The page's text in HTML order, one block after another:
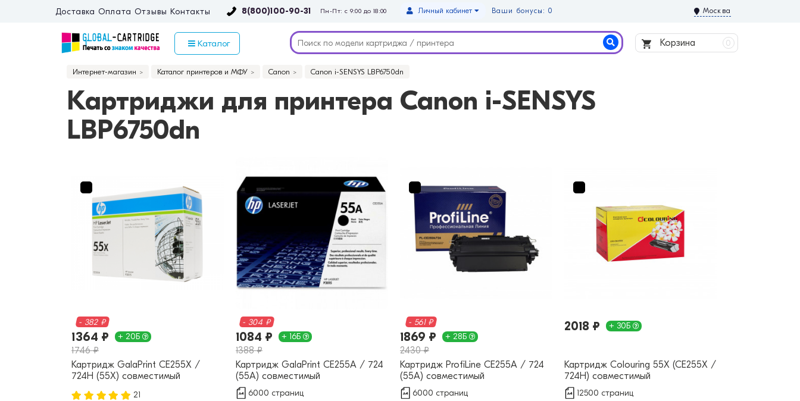
Доставка Оплата Отзывы Контакты 8(800)100-90-31 Пн-Пт: с 9:00 до 18:00 Ваши бонусы: 0
Личный кабинет Москва
Каталог Корзина 0
Интернет-магазин Каталог принтеров и МФУ Canon Canon i-SENSYS LBP6750dn
Картриджи для принтера Canon i-SENSYS
LBP6750dn
- 382 ₽
1364 ₽ + 20Б
1746 ₽
Картридж GalaPrint CE255X /
724H (55X) совместимый
21
- 304 ₽
1084 ₽ + 16Б
1388 ₽
Картридж GalaPrint CE255A / 724
(55A) совместимый
6000 страниц
- 561 ₽
1869 ₽ + 28Б
2430 ₽
Картридж ProfiLine CE255A / 724
(55A) совместимый
6000 страниц
2018 ₽ + 30Б
Картридж Colouring 55X (CE255X /
724H) совместимый
12500 страниц